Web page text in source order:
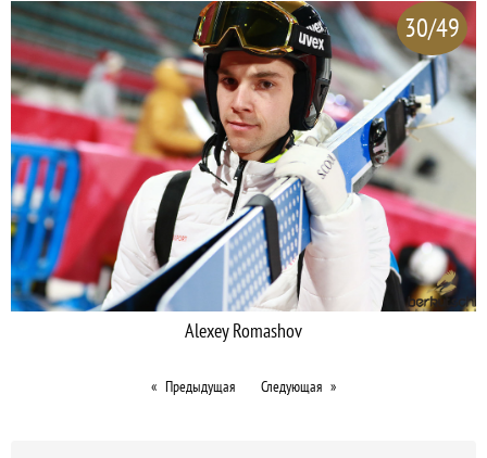
30/49
Alexey Romashov
Предыдущая Следующая